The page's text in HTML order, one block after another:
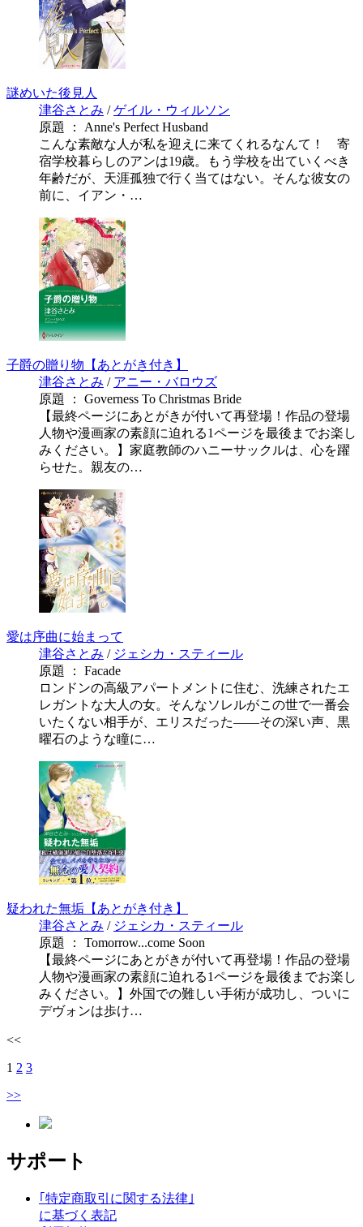
謎めいた後見人
津谷さとみ /ゲイル・ウィルソン
原題 ： Anne's Perfect Husband
こんな素敵な人が私を迎えに来てくれるなんて！ 寄
宿学校暮らしのアンは19歳。もう学校を出ていくべき
年齢だが、天涯孤独で行く当てはない。そんな彼女の
前に、イアン・…
子爵の贈り物【あとがき付き】
津谷さとみ / アニー・バロウズ
原題 ： Governess To Christmas Bride
【最終ページにあとがきが付いて再登場！作品の登場
人物や漫画家の素顔に迫れる1ページを最後までお楽し
みください。】家庭教師のハニーサックルは、心を躍
らせた。親友の…
愛は序曲に始まって
津谷さとみ / ジェシカ・スティール
原題 ： Facade
ロンドンの高級アパートメントに住む、洗練されたエ
レガントな大人の女。そんなソレルがこの世で一番会
いたくない相手が、エリスだった――その深い声、黒
曜石のような瞳に…
疑われた無垢【あとがき付き】
津谷さとみ / ジェシカ・スティール
原題 ： Tomorrow...come Soon
【最終ページにあとがきが付いて再登場！作品の登場
人物や漫画家の素顔に迫れる1ページを最後までお楽し
みください。】外国での難しい手術が成功し、ついに
デヴォンは歩け…
<<
1 2 3
>>
サポート
｢特定商取引に関する法律｣
に基づく表記